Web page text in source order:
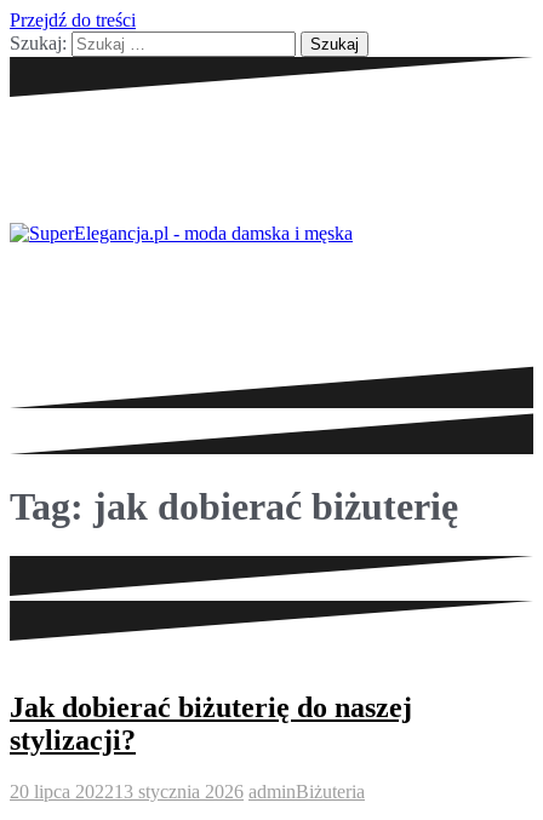
Przejdź do treści
Szukaj:
Tag: jak dobierać biżuterię
Jak dobierać biżuterię do naszej
stylizacji?
20 lipca 202213 stycznia 2026 adminBiżuteria